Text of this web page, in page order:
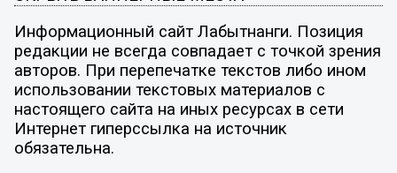
Информационный сайт Лабытнанги. Позиция
редакции не всегда совпадает с точкой зрения
авторов. При перепечатке текстов либо ином
использовании текстовых материалов с
настоящего сайта на иных ресурсах в сети
Интернет гиперссылка на источник
обязательна.